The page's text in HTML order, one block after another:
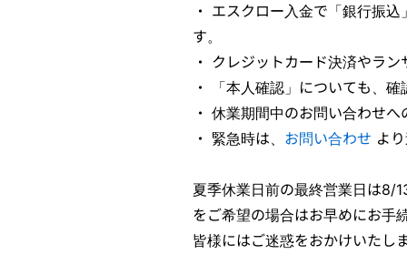
・ エスクロー入金で「銀行振
す。
・ クレジットカード決済やラ
・
「本人確認」についても、
・ 休業期間中のお問い合わせ
・ 緊急時は、 お問い合わせ よ
夏季休業日前の最終営業日は8/
をご希望の場合はお早めにお手
皆様にはご迷惑をおかけいたし